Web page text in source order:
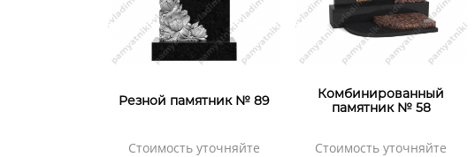
Резной памятник № 89
Стоимость уточняйте
Комбинированный
памятник № 58
Стоимость уточняйте